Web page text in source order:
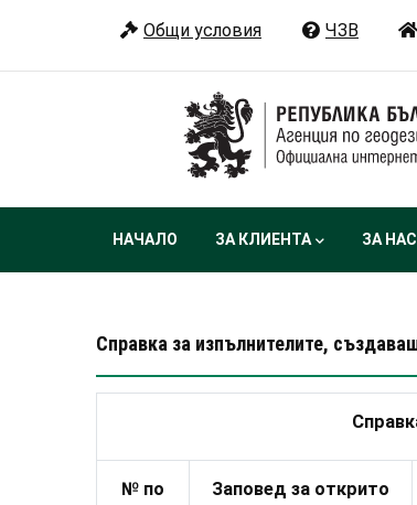
основното
Общи условия ЧЗВ
Main
НАЧАЛО ЗА КЛИЕНТА ЗА НАС
Справка за изпълнителите,
№ по
Заповед за открито